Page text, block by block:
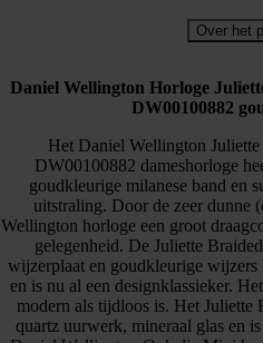
Over het
Daniel Wellington Horloge
DW00100882
Het Daniel Wellington
DW00100882 dameshorloge
goudkleurige milanese band en
uitstraling. Door de zeer dunne
Wellington horloge een groot
gelegenheid. De Juliette
wijzerplaat en goudkleurige wijzers
en is nu al een designklassieker.
modern als tijdloos is. Het Juliette
quartz uurwerk, mineraal glas en